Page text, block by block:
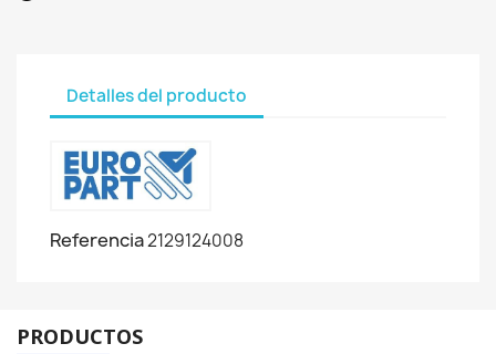
Detalles del producto
Referencia2129124008
PRODUCTOS